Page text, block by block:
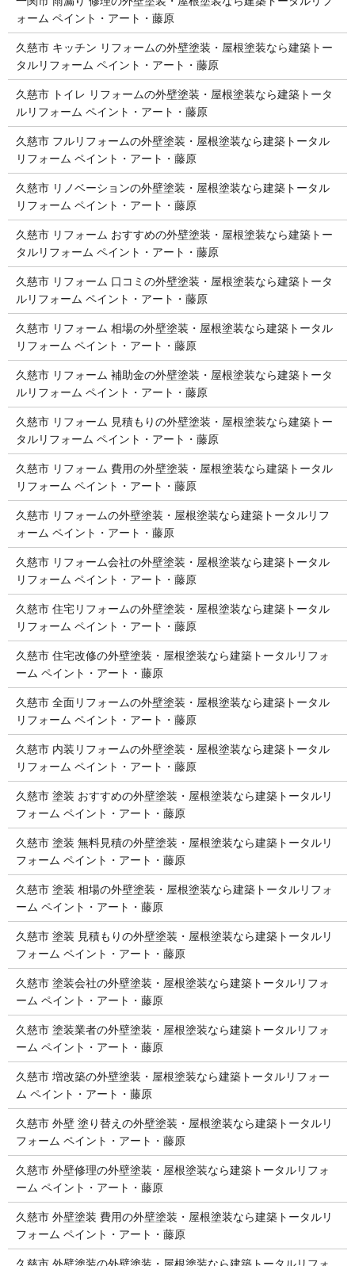
ォーム ペイント・アート・藤原
久慈市 キッチン リフォームの外壁塗装・屋根塗装なら建築トー
タルリフォーム ペイント・アート・藤原
久慈市 トイレ リフォームの外壁塗装・屋根塗装なら建築トータ
ルリフォーム ペイント・アート・藤原
久慈市 フルリフォームの外壁塗装・屋根塗装なら建築トータル
リフォーム ペイント・アート・藤原
久慈市 リノベーションの外壁塗装・屋根塗装なら建築トータル
リフォーム ペイント・アート・藤原
久慈市 リフォーム おすすめの外壁塗装・屋根塗装なら建築トー
タルリフォーム ペイント・アート・藤原
久慈市 リフォーム 口コミの外壁塗装・屋根塗装なら建築トータ
ルリフォーム ペイント・アート・藤原
久慈市 リフォーム 相場の外壁塗装・屋根塗装なら建築トータル
リフォーム ペイント・アート・藤原
久慈市 リフォーム 補助金の外壁塗装・屋根塗装なら建築トータ
ルリフォーム ペイント・アート・藤原
久慈市 リフォーム 見積もりの外壁塗装・屋根塗装なら建築トー
タルリフォーム ペイント・アート・藤原
久慈市 リフォーム 費用の外壁塗装・屋根塗装なら建築トータル
リフォーム ペイント・アート・藤原
久慈市 リフォームの外壁塗装・屋根塗装なら建築トータルリフ
ォーム ペイント・アート・藤原
久慈市 リフォーム会社の外壁塗装・屋根塗装なら建築トータル
リフォーム ペイント・アート・藤原
久慈市 住宅リフォームの外壁塗装・屋根塗装なら建築トータル
リフォーム ペイント・アート・藤原
久慈市 住宅改修の外壁塗装・屋根塗装なら建築トータルリフォ
ーム ペイント・アート・藤原
久慈市 全面リフォームの外壁塗装・屋根塗装なら建築トータル
リフォーム ペイント・アート・藤原
久慈市 内装リフォームの外壁塗装・屋根塗装なら建築トータル
リフォーム ペイント・アート・藤原
久慈市 塗装 おすすめの外壁塗装・屋根塗装なら建築トータルリ
フォーム ペイント・アート・藤原
久慈市 塗装 無料見積の外壁塗装・屋根塗装なら建築トータルリ
フォーム ペイント・アート・藤原
久慈市 塗装 相場の外壁塗装・屋根塗装なら建築トータルリフォ
ーム ペイント・アート・藤原
久慈市 塗装 見積もりの外壁塗装・屋根塗装なら建築トータルリ
フォーム ペイント・アート・藤原
久慈市 塗装会社の外壁塗装・屋根塗装なら建築トータルリフォ
ーム ペイント・アート・藤原
久慈市 塗装業者の外壁塗装・屋根塗装なら建築トータルリフォ
ーム ペイント・アート・藤原
久慈市 増改築の外壁塗装・屋根塗装なら建築トータルリフォー
ム ペイント・アート・藤原
久慈市 外壁 塗り替えの外壁塗装・屋根塗装なら建築トータルリ
フォーム ペイント・アート・藤原
久慈市 外壁修理の外壁塗装・屋根塗装なら建築トータルリフォ
ーム ペイント・アート・藤原
久慈市 外壁塗装 費用の外壁塗装・屋根塗装なら建築トータルリ
フォーム ペイント・アート・藤原
久慈市 外壁塗装の外壁塗装・屋根塗装なら建築トータルリフォ